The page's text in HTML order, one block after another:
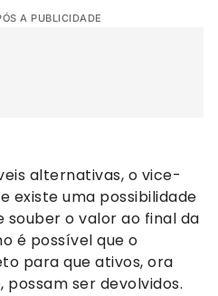
A PUBLICIDADE
alternativas, o vice-
existe uma possibilidade
souber o valor ao final da
é possível que o
para que ativos, ora
ser devolvidos.